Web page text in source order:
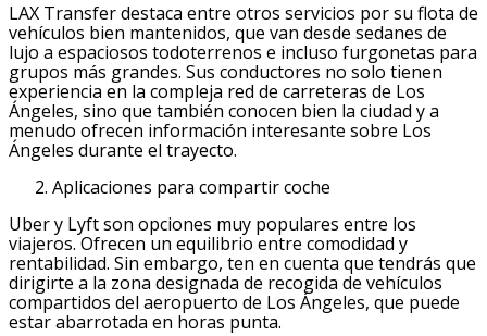
LAX Transfer destaca entre otros servicios por su flota de
vehículos bien mantenidos, que van desde sedanes de
lujo a espaciosos todoterrenos e incluso furgonetas para
grupos más grandes. Sus conductores no solo tienen
experiencia en la compleja red de carreteras de Los
Ángeles, sino que también conocen bien la ciudad y a
menudo ofrecen información interesante sobre Los
Ángeles durante el trayecto.
Aplicaciones para compartir coche
Uber y Lyft son opciones muy populares entre los
viajeros. Ofrecen un equilibrio entre comodidad y
rentabilidad. Sin embargo, ten en cuenta que tendrás que
dirigirte a la zona designada de recogida de vehículos
compartidos del aeropuerto de Los Ángeles, que puede
estar abarrotada en horas punta.